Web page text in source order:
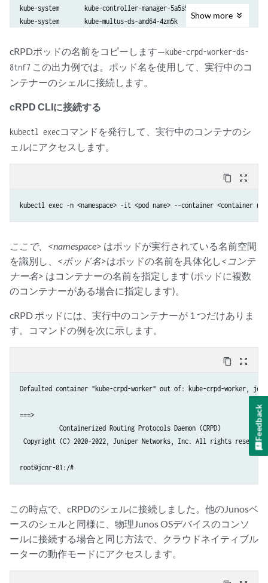
kube-system       kube-controller-manager-5a5s5-node2        1/1
kube-system       kube-multus-ds-amd64-4zm5k                 1/1
kube-system       kube-scheduler-5a5s5-node2                 1/1
kube-system       nodelocaldns-6kwg5                         1/1
Show more
cRPDポッドの名前をコピーします—kube-crpd-worker-ds-
8tnf7 この出力例では。ポッド名を使用して、実行中のコ
ンテナーのシェルに接続します。
cRPD CLIに接続する
kubectl execコマンドを発行して、実行中のコンテナのシ
ェルにアクセスします。
content_copy zoom_out_map
kubectl exec -n <namespace> -it <pod name> --container <container
ここで、<namespace> はポッドが実行されている名前空間
を識別し、 <ポッド名>はポッドの名前を具体化し<コンテ
ナー名> はコンテナーの名前を指定します (ポッドに複数
のコンテナーがある場合に指定します)。
cRPD ポッドには、実行中のコンテナーが 1 つだけありま
す。コマンドの例を次に示します。
content_copy zoom_out_map
Defaulted container "kube-crpd-worker" out of: kube-crpd-
===>
           Containerized Routing Protocols Daemon (CRPD)
Copyright (C) 2020-2022, Juniper Networks, Inc. All rights reserved.
root@jcnr-01:/#
この時点で、cRPDのシェルに接続しました。他のJunosベ
ースのシェルと同様に、物理Junos OSデバイスのコンソ
ールに接続する場合と同じ方法で、クラウドネイティブル
ーターの動作モードにアクセスします。
Feedback